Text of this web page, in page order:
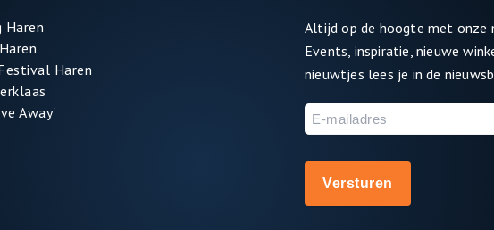
Haren
Haren
Away'
Altijd op de hoogte met onze
Events, inspiratie, nieuwe
nieuwtjes lees je in de
E-
mailadres